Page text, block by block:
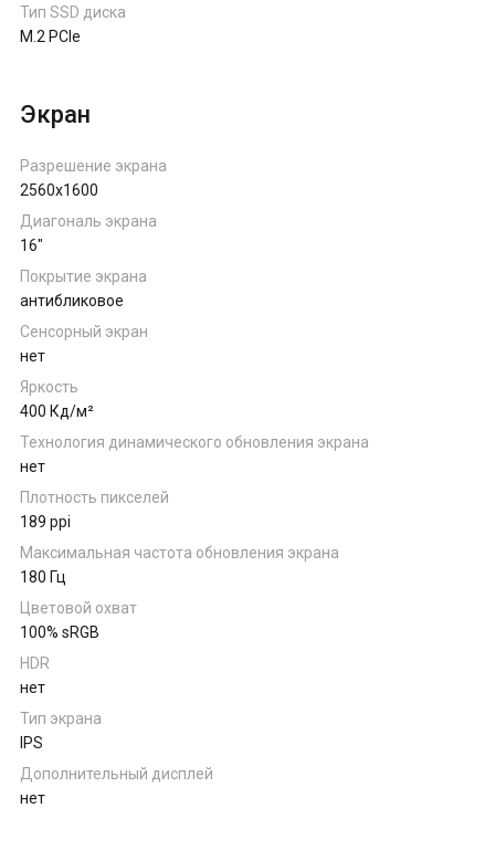
Тип SSD диска
M.2 PCIe
Экран
Разрешение экрана
2560x1600
Диагональ экрана
16"
Покрытие экрана
антибликовое
Сенсорный экран
нет
Яркость
400 Кд/м²
Технология динамического обновления экрана
нет
Плотность пикселей
189 ppi
Максимальная частота обновления экрана
180 Гц
Цветовой охват
100% sRGB
HDR
нет
Тип экрана
IPS
Дополнительный дисплей
нет